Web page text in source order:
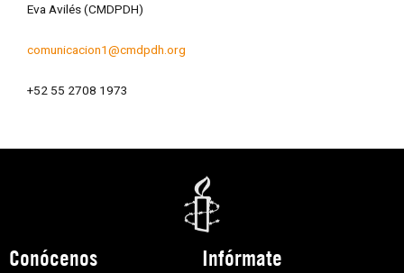
Eva Avilés (CMDPDH)
comunicacion1@cmdpdh.org
+52 55 2708 1973
Conócenos Infórmate